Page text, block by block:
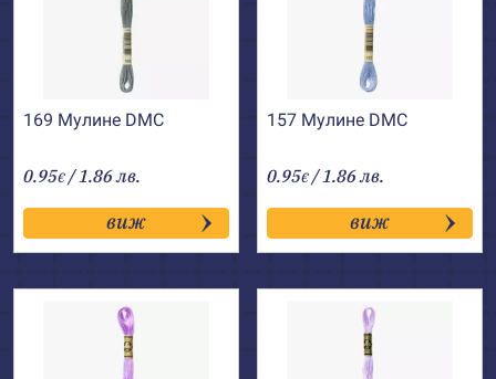
169 Мулине DMC
0.95€ / 1.86 лв.
виж
157 Мулине DMC
0.95€ / 1.86 лв.
виж